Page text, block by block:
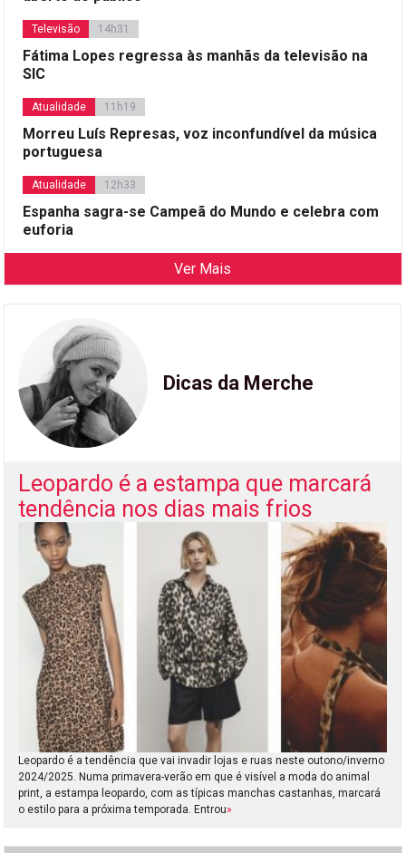
Televisão 14h31
Fátima Lopes regressa às manhãs da televisão na
SIC
Atualidade 11h19
Morreu Luís Represas, voz inconfundível da música
portuguesa
Atualidade 12h33
Espanha sagra-se Campeã do Mundo e celebra com
euforia
Ver Mais
Dicas da Merche
Leopardo é a estampa que marcará
tendência nos dias mais frios
Leopardo é a tendência que vai invadir lojas e ruas neste outono/inverno
2024/2025. Numa primavera-verão em que é visível a moda do animal
print, a estampa leopardo, com as típicas manchas castanhas, marcará
o estilo para a próxima temporada. Entrou»